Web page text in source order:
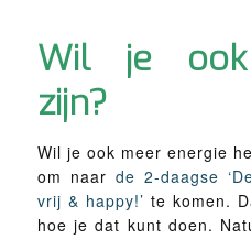
Wil je ook
zijn?
Wil je ook meer energie
om naarde 2-daagse
vrij & happy!’ te komen.
hoe je dat kunt doen.